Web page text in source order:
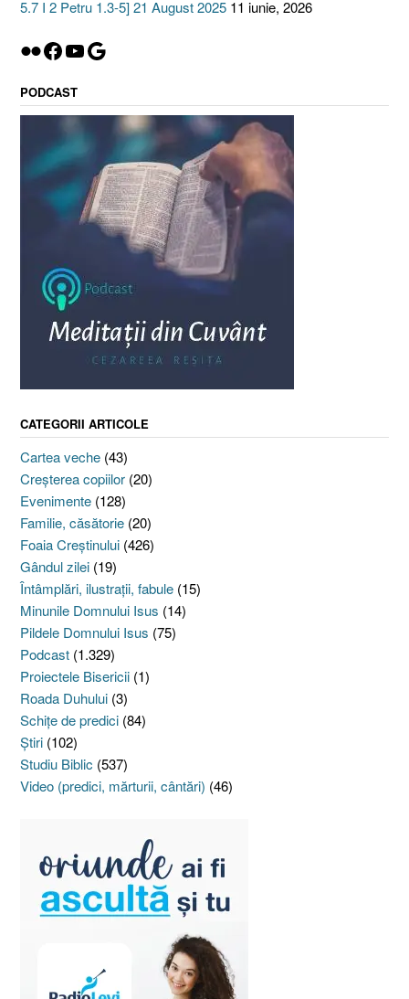
5.7 I 2 Petru 1.3-5] 21 August 2025 11 iunie, 2026
Flickr
Facebook
YouTube
Google
PODCAST
CATEGORII ARTICOLE
Cartea veche (43)
Creşterea copiilor (20)
Evenimente (128)
Familie, căsătorie (20)
Foaia Creştinului (426)
Gândul zilei (19)
Întâmplări, ilustraţii, fabule (15)
Minunile Domnului Isus (14)
Pildele Domnului Isus (75)
Podcast (1.329)
Proiectele Bisericii (1)
Roada Duhului (3)
Schiţe de predici (84)
Ştiri (102)
Studiu Biblic (537)
Video (predici, mărturii, cântări) (46)